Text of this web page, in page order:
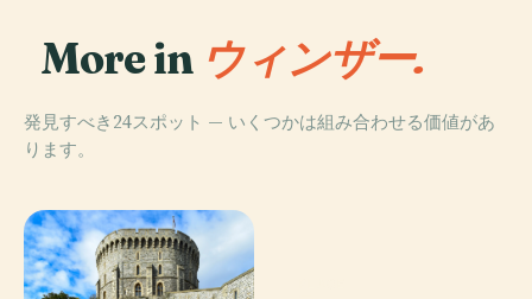
More in ウィンザー.
発見すべき24スポット — いくつかは組み合わせる価値があ
ります。